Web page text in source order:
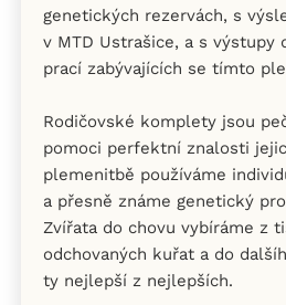
genetických rezervách, s
v MTD Ustrašice, a s výstupy
prací zabývajících se tímto
Rodičovské komplety jsou
pomoci perfektní znalosti
plemenitbě používáme
a přesně známe genetický
Zvířata do chovu vybíráme z
odchovaných kuřat a do
ty nejlepší z nejlepších.